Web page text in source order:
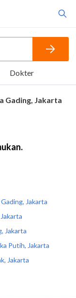
Jakarta
Jakarta
Putih, Jakarta
Jakarta